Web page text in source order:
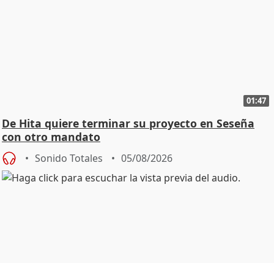
01:47
De Hita quiere terminar su proyecto en Seseña
con otro mandato
Sonido Totales 05/08/2026